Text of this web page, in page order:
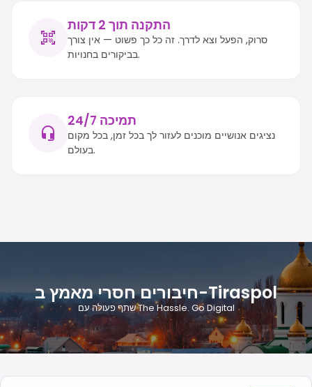
התקנה תוך 2 דקות
סרוק, הפעל וצא לדרך. זה כל כך פשוט — אין צורך
בביקורים בחנויות.
תמיכה 24/7
נציגים אנושיים מוכנים לעזור לך בכל זמן, בכל מקום
בעולם.
חיבורים חסרי מאמץ ב-Tiraspol
שתף פעולה עם The Hassle. Go Digital